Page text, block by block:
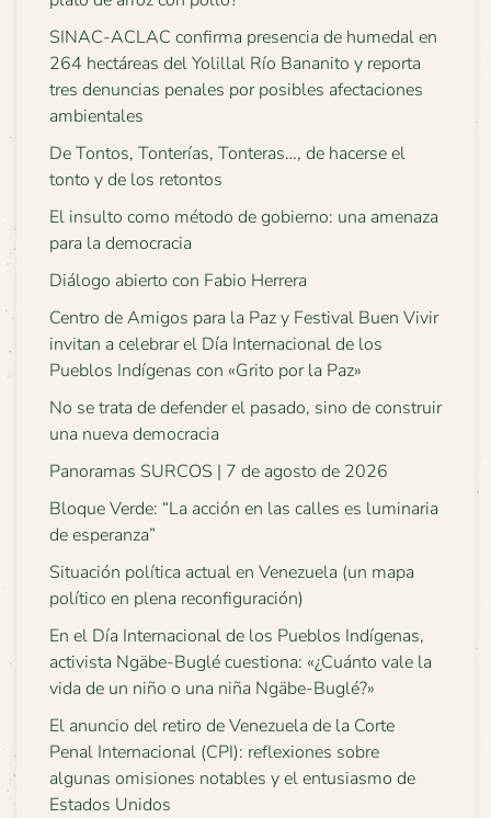
SINAC-ACLAC confirma presencia de humedal en
264 hectáreas del Yolillal Río Bananito y reporta
tres denuncias penales por posibles afectaciones
ambientales
De Tontos, Tonterías, Tonteras…, de hacerse el
tonto y de los retontos
El insulto como método de gobierno: una amenaza
para la democracia
Diálogo abierto con Fabio Herrera
Centro de Amigos para la Paz y Festival Buen Vivir
invitan a celebrar el Día Internacional de los
Pueblos Indígenas con «Grito por la Paz»
No se trata de defender el pasado, sino de construir
una nueva democracia
Panoramas SURCOS | 7 de agosto de 2026
Bloque Verde: “La acción en las calles es luminaria
de esperanza”
Situación política actual en Venezuela (un mapa
político en plena reconfiguración)
En el Día Internacional de los Pueblos Indígenas,
activista Ngäbe-Buglé cuestiona: «¿Cuánto vale la
vida de un niño o una niña Ngäbe-Buglé?»
El anuncio del retiro de Venezuela de la Corte
Penal Internacional (CPI): reflexiones sobre
algunas omisiones notables y el entusiasmo de
Estados Unidos